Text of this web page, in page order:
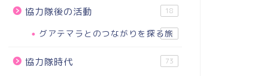
協力隊後の活動 18
グアテマラとのつながりを探る旅
18
協力隊時代 73